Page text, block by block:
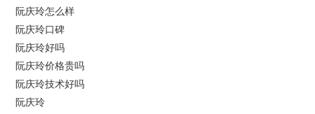
阮庆玲怎么样
阮庆玲口碑
阮庆玲好吗
阮庆玲价格贵吗
阮庆玲技术好吗
阮庆玲